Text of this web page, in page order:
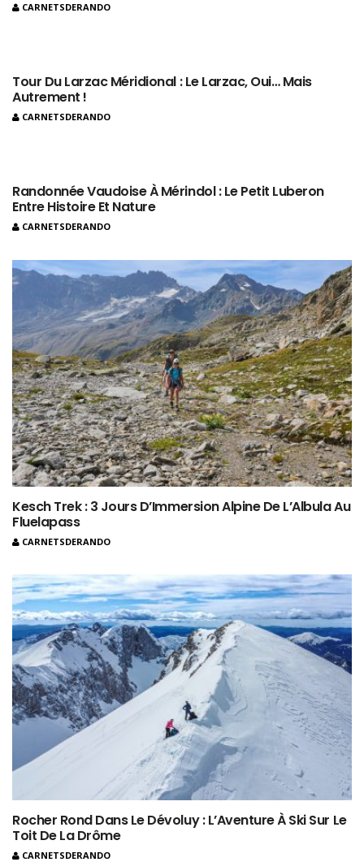
CARNETSDERANDO
Tour Du Larzac Méridional : Le Larzac, Oui… Mais
Autrement !
CARNETSDERANDO
Randonnée Vaudoise À Mérindol : Le Petit Luberon
Entre Histoire Et Nature
CARNETSDERANDO
Kesch Trek : 3 Jours D’Immersion Alpine De L’Albula Au
Fluelapass
CARNETSDERANDO
Rocher Rond Dans Le Dévoluy : L’Aventure À Ski Sur Le
Toit De La Drôme
CARNETSDERANDO